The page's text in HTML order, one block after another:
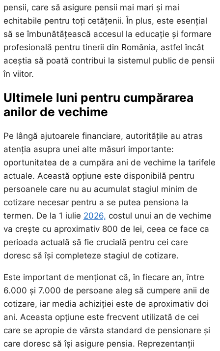
pensii, care să asigure pensii mai mari și mai
echitabile pentru toți cetățenii. În plus, este esențial
să se îmbunătățească accesul la educație și formare
profesională pentru tinerii din România, astfel încât
aceștia să poată contribui la sistemul public de pensii
în viitor.
Ultimele luni pentru cumpărarea
anilor de vechime
Pe lângă ajutoarele financiare, autoritățile au atras
atenția asupra unei alte măsuri importante:
oportunitatea de a cumpăra ani de vechime la tarifele
actuale. Această opțiune este disponibilă pentru
persoanele care nu au acumulat stagiul minim de
cotizare necesar pentru a se putea pensiona la
termen. De la 1 iulie 2026, costul unui an de vechime
va crește cu aproximativ 800 de lei, ceea ce face ca
perioada actuală să fie crucială pentru cei care
doresc să își completeze stagiul de cotizare.
Este important de menționat că, în fiecare an, între
6.000 și 7.000 de persoane aleg să cumpere anii de
cotizare, iar media achiziției este de aproximativ doi
ani. Aceasta opțiune este frecvent utilizată de cei
care se apropie de vârsta standard de pensionare și
care doresc să își asigure pensia. Reprezentanții